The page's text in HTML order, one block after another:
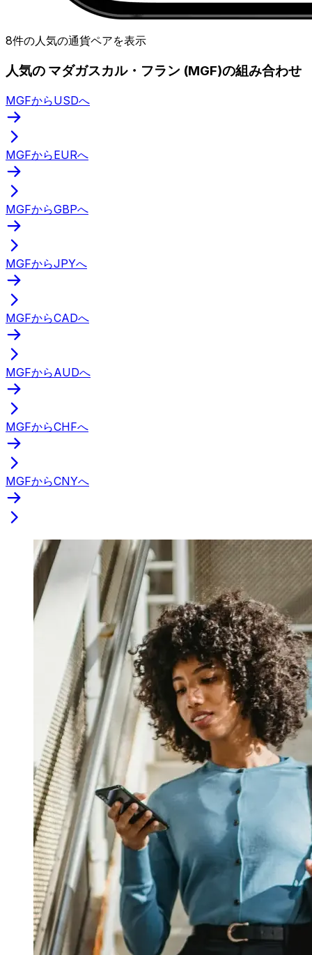
8件の人気の通貨ペアを表示
人気の マダガスカル・フラン (MGF)の組み合わせ
MGFからUSDへ
MGFからEURへ
MGFからGBPへ
MGFからJPYへ
MGFからCADへ
MGFからAUDへ
MGFからCHFへ
MGFからCNYへ